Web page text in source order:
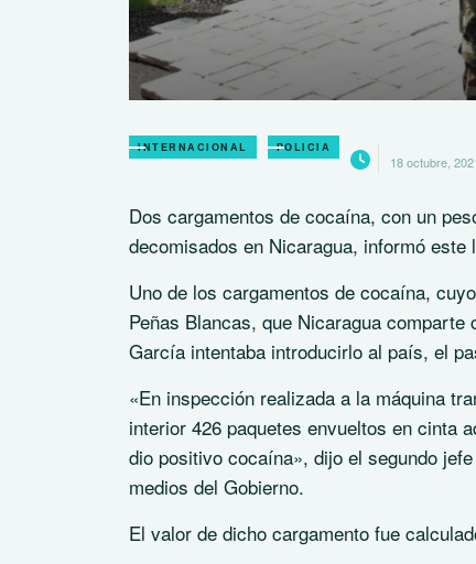
INTERNACIONAL POLICIA
18 octubre,
Dos cargamentos de cocaína, con un
decomisados en Nicaragua, informó
Uno de los cargamentos de cocaína,
Peñas Blancas, que Nicaragua
García intentaba introducirlo al país, el
«En inspección realizada a la máquina
interior 426 paquetes envueltos en cinta
dio positivo cocaína», dijo el segundo
medios del Gobierno.
El valor de dicho cargamento fue